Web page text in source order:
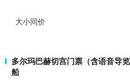
大小同价
多尔玛巴赫切宫门票（含语音导
船